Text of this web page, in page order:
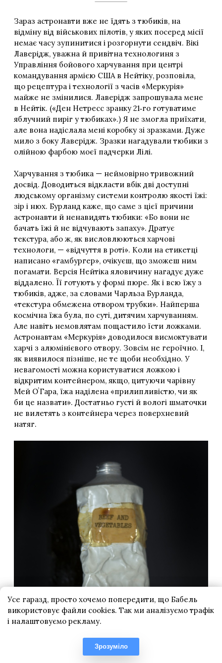
Усе гаразд, просто хочемо попередити, що Бабель
використовує файли cookies. Так ми аналізуємо трафік
і налаштовуємо рекламу.
Зрозуміло